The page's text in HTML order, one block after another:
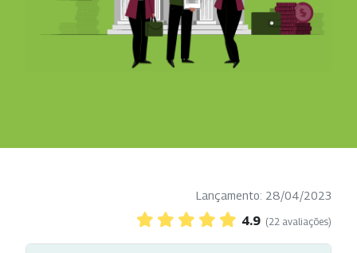
Lançamento: 28/04/2023
4.9 (22 avaliações)